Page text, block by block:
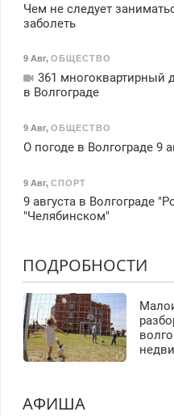
Чем не следует
заболеть
9 Авг, ОБЩЕСТВО
361 многоквартирный
в Волгограде
9 Авг, ОБЩЕСТВО
О погоде в Волгограде 9
9 Авг, СПОРТ
9 августа в Волгограде
"Челябинском"
ПОДРОБНОСТИ
АФИША